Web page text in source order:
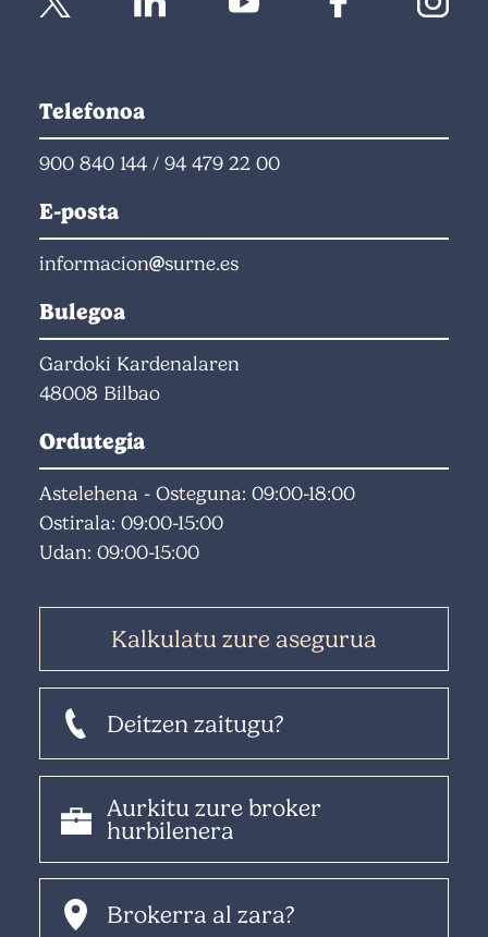
Telefonoa
900 840 144 / 94 479 22 00
E-posta
informacion surne.es
Bulegoa
Gardoki Kardenalaren
48008 Bilbao
Ordutegia
Astelehena - Osteguna: 09:00-18:00
Ostirala: 09:00-15:00
Udan: 09:00-15:00
Kalkulatu zure asegurua
Deitzen zaitugu?
Aurkitu zure broker
hurbilenera
Brokerra al zara?